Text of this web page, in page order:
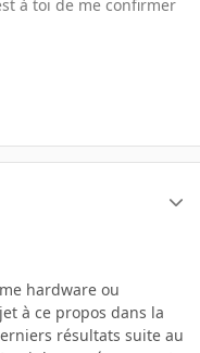
à toi de me confirmer
hardware ou
à ce propos dans la
résultats suite au